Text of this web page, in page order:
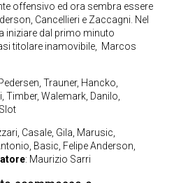
offensivo ed ora sembra essere
Cancellieri e Zaccagni. Nel
iniziare dal primo minuto
titolare inamovibile, Marcos
Trauner, Hancko,
Timber, Walemark, Danilo,
Casale, Gila, Marusic,
Basic, Felipe Anderson,
: Maurizio Sarri